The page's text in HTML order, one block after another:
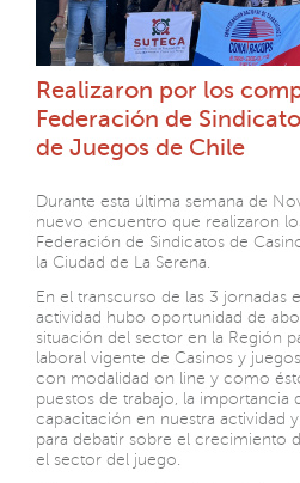
Realizaron por los
Federación de
de Juegos de Chile
Durante esta última semana de
nuevo encuentro que realizaron
Federación de Sindicatos de
la Ciudad de La Serena.
En el transcurso de las 3 jornadas
actividad hubo oportunidad de
situación del sector en la Región
laboral vigente de Casinos y
con modalidad on line y como
puestos de trabajo, la importancia
capacitación en nuestra actividad
para debatir sobre el crecimiento
el sector del juego.